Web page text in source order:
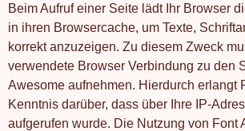
Beim Aufruf einer Seite lädt Ihr Browser
in ihren Browsercache, um Texte,
korrekt anzuzeigen. Zu diesem Zweck
verwendete Browser Verbindung zu den
Awesome aufnehmen. Hierdurch erlangt
Kenntnis darüber, dass über Ihre IP-
aufgerufen wurde. Die Nutzung von Font